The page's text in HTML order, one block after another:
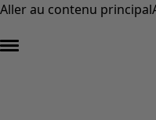
Aller au contenu principal